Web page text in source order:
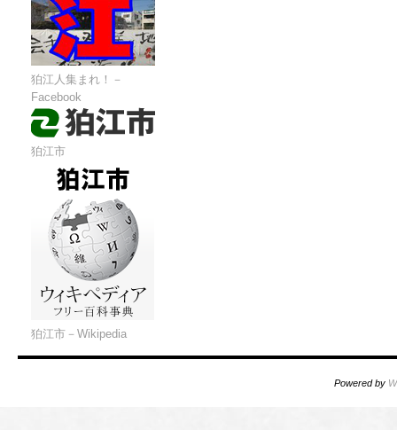
狛江人集まれ！－
Facebook
狛江市
狛江市－Wikipedia
Powered by